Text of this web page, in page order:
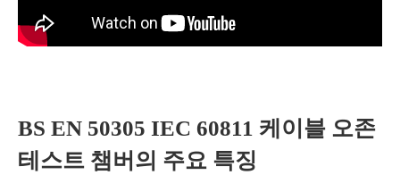
BS EN 50305 IEC 60811 케이블 오존
테스트 챔버의 주요 특징